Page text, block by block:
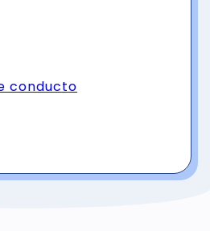
conducto